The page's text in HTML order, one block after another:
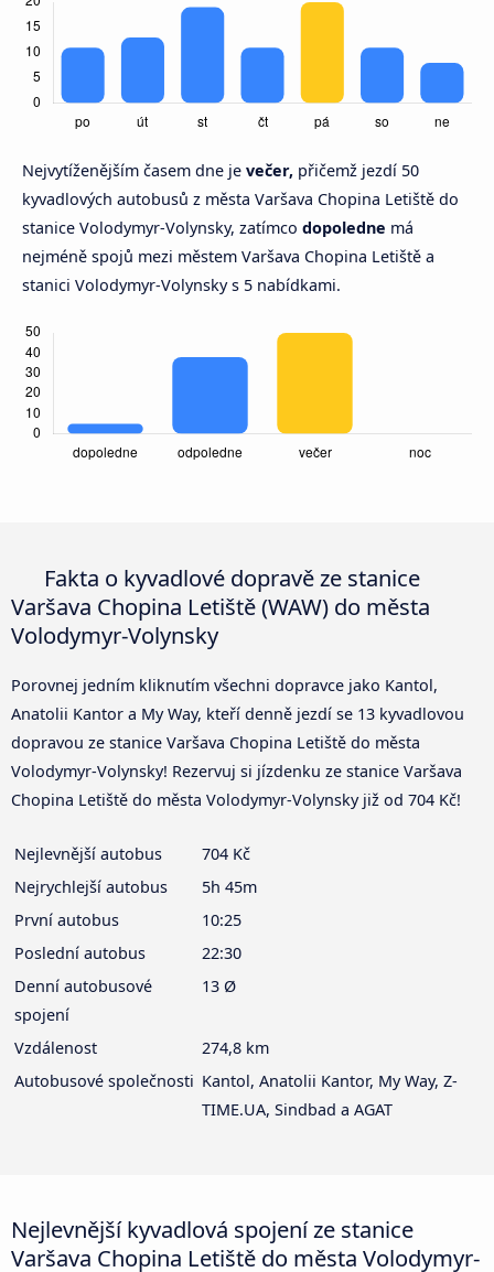
Nejvytíženějším časem dne je večer, přičemž jezdí 50
kyvadlových autobusů z města Varšava Chopina Letiště do
stanice Volodymyr-Volynsky, zatímco dopoledne má
nejméně spojů mezi městem Varšava Chopina Letiště a
stanici Volodymyr-Volynsky s 5 nabídkami.
Fakta o kyvadlové dopravě ze stanice
Varšava Chopina Letiště (WAW) do města
Volodymyr-Volynsky
Porovnej jedním kliknutím všechni dopravce jako Kantol,
Anatolii Kantor a My Way, kteří denně jezdí se 13 kyvadlovou
dopravou ze stanice Varšava Chopina Letiště do města
Volodymyr-Volynsky! Rezervuj si jízdenku ze stanice Varšava
Chopina Letiště do města Volodymyr-Volynsky již od 704 Kč!
Nejlevnější autobus
704 Kč
Nejrychlejší autobus
5h 45m
První autobus
10:25
Poslední autobus
22:30
Denní autobusové
spojení
13 Ø
Vzdálenost
274,8 km
Autobusové společnosti Kantol, Anatolii Kantor, My Way, Z-
TIME.UA, Sindbad a AGAT
Nejlevnější kyvadlová spojení ze stanice
Varšava Chopina Letiště do města Volodymyr-